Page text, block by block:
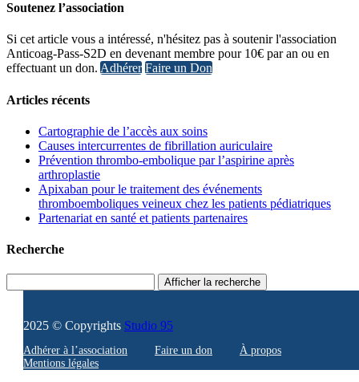
Soutenez l’association
Si cet article vous a intéressé, n'hésitez pas à soutenir l'association
Anticoag-Pass-S2D en devenant membre pour 10€ par an ou en
effectuant un don. Adhérer Faire un Don
Articles récents
Cartographie de l’accès aux soins
Causes intercurrentes de fibrillation auriculaire
Prévention thrombo-embolique par l’aspirine après
arthroplastie
Apixaban pour le traitement des événements
thromboemboliques veineux chez les patients pédiatriques
Partenariat en santé et patients partenaires
Recherche
Afficher la recherche
2025 © Copyrights Studio 95
Adhérer à l’association Faire un don
À propos
Mentions légales